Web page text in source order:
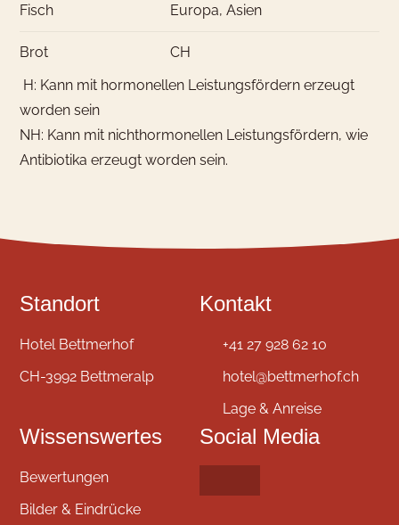
Fisch Europa, Asien
Brot
CH
H: Kann mit hormonellen Leistungsfördern erzeugt
worden sein
NH: Kann mit nichthormonellen Leistungsfördern, wie
Antibiotika erzeugt worden sein.
Standort
Hotel Bettmerhof
CH-3992 Bettmeralp
Kontakt
+41 27 928 62 10
hotel@bettmerhof.ch
Lage & Anreise
Wissenswertes
Bewertungen
Bilder & Eindrücke
Social Media